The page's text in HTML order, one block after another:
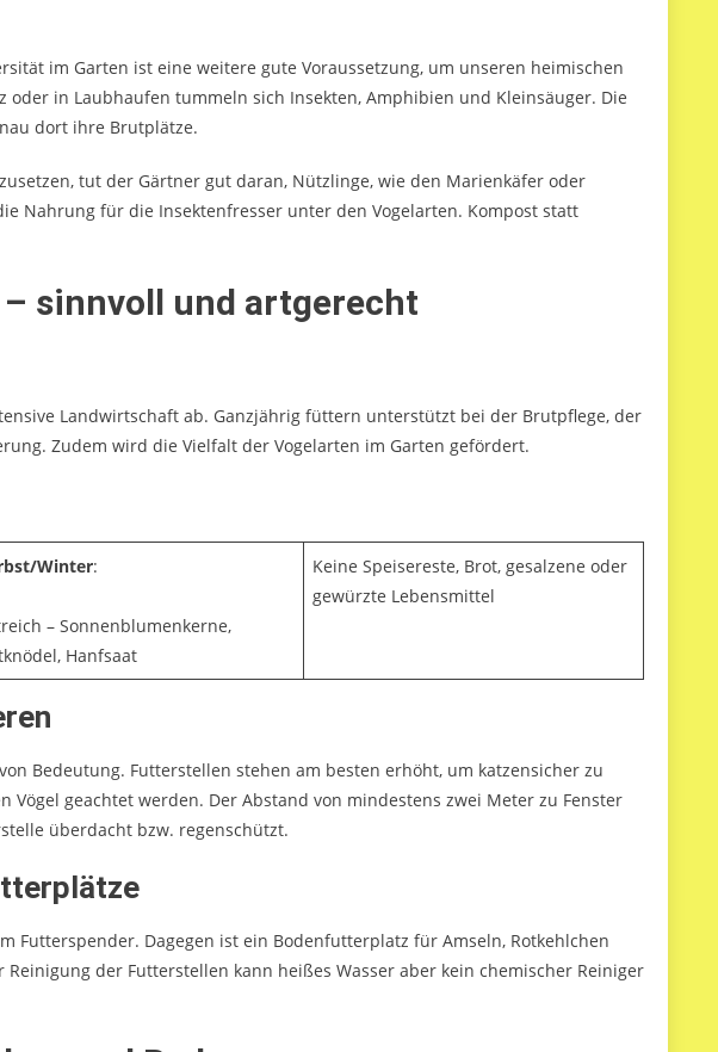
im Garten ist eine weitere gute Voraussetzung, um unseren heimischen
oder in Laubhaufen tummeln sich Insekten, Amphibien und Kleinsäuger. Die
dort ihre Brutplätze.
tut der Gärtner gut daran, Nützlinge, wie den Marienkäfer oder
Nahrung für die Insektenfresser unter den Vogelarten. Kompost statt
sinnvoll und artgerecht
Landwirtschaft ab. Ganzjährig füttern unterstützt bei der Brutpflege, der
Zudem wird die Vielfalt der Vogelarten im Garten gefördert.
Winter:
– Sonnenblumenkerne,
Hanfsaat
Keine Speisereste, Brot, gesalzene oder
gewürzte Lebensmittel
Bedeutung. Futterstellen stehen am besten erhöht, um katzensicher zu
Vögel geachtet werden. Der Abstand von mindestens zwei Meter zu Fenster
überdacht bzw. regenschützt.
Futterspender. Dagegen ist ein Bodenfutterplatz für Amseln, Rotkehlchen
der Futterstellen kann heißes Wasser aber kein chemischer Reiniger